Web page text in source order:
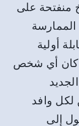
منفتحة على
الممارسة
أولية
كان أي شخص
لكل وافد
إلى